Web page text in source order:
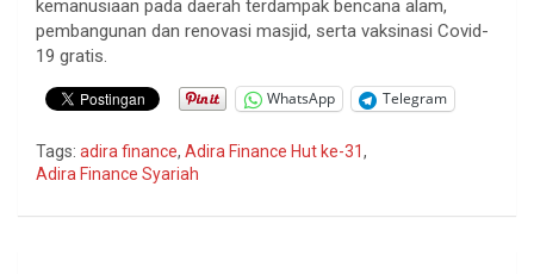
kemanusiaan pada daerah terdampak bencana alam,
pembangunan dan renovasi masjid, serta vaksinasi Covid-
19 gratis.
WhatsApp Telegram
Tags: adira finance, Adira Finance Hut ke-31,
Adira Finance Syariah